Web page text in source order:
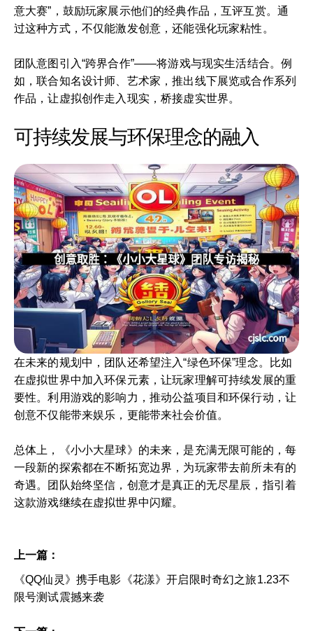
意大赛”，鼓励玩家展示他们的经典作品，互评互赏。通
过这种方式，不仅能激发创意，还能强化玩家粘性。
团队意图引入“跨界合作”——将游戏与现实生活结合。例
如，联合知名设计师、艺术家，推出线下展览或合作系列
作品，让虚拟创作走入现实，桥接虚实世界。
可持续发展与环保理念的融入
在未来的规划中，团队还希望注入“绿色环保”理念。比如
在虚拟世界中加入环保元素，让玩家理解可持续发展的重
要性。利用游戏的影响力，推动公益项目和环保行动，让
创意不仅能带来娱乐，更能带来社会价值。
总体上，《小小大星球》的未来，是充满无限可能的，每
一段新的探索都在不断拓宽边界，为玩家带去前所未有的
奇遇。团队始终坚信，创意才是真正的无尽星辰，指引着
这款游戏继续在虚拟世界中闪耀。
上一篇：
《QQ仙灵》携手电影《花漾》开启限时奇幻之旅1.23不
限号测试震撼来袭